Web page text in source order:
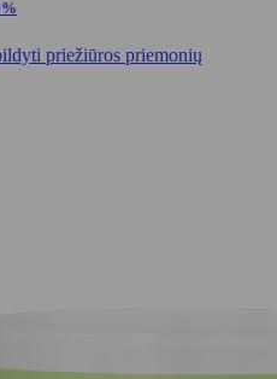
priežiūros priemonių